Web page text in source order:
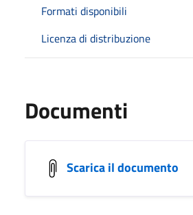
Formati disponibili
Licenza di distribuzione
Documenti
Scarica il documento